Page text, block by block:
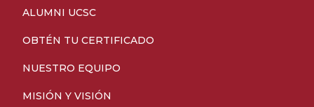
ALUMNI UCSC
OBTÉN TU CERTIFICADO
NUESTRO EQUIPO
MISIÓN Y VISIÓN